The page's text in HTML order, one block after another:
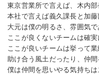
東京営業所で言えば、木内部
本社で言えば義久課長と加藤
大元は僕の明るさ、雰囲気で
ここが良くないチームは確実
ここが良いチームは挙って業
助け合う風土だったり、仲
僕は仲間を思いやる気持ちは